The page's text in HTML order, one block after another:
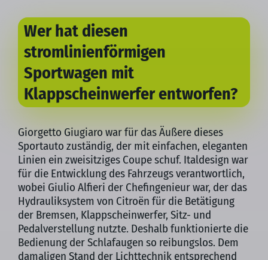
Wer hat diesen
stromlinienförmigen
Sportwagen mit
Klappscheinwerfer entworfen?
Giorgetto Giugiaro war für das Äußere dieses
Sportauto zuständig, der mit einfachen, eleganten
Linien ein zweisitziges Coupe schuf. Italdesign war
für die Entwicklung des Fahrzeugs verantwortlich,
wobei Giulio Alfieri der Chefingenieur war, der das
Hydrauliksystem von Citroën für die Betätigung
der Bremsen, Klappscheinwerfer, Sitz- und
Pedalverstellung nutzte. Deshalb funktionierte die
Bedienung der Schlafaugen so reibungslos. Dem
damaligen Stand der Lichttechnik entsprechend